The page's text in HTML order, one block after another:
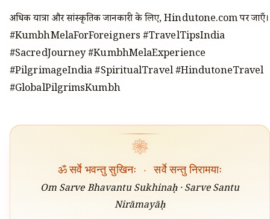
अधिक यात्रा और सांस्कृतिक जानकारी के लिए, Hindutone.com पर जाएँ।
#KumbhMelaForForeigners #TravelTipsIndia
#SacredJourney #KumbhMelaExperience
#PilgrimageIndia #SpiritualTravel #HindutoneTravel
#GlobalPilgrimsKumbh
❀
ॐ सर्वे भवन्तु सुखिनः · सर्वे सन्तु निरामयाः
Om Sarve Bhavantu Sukhinaḥ · Sarve Santu
Nirāmayāḥ